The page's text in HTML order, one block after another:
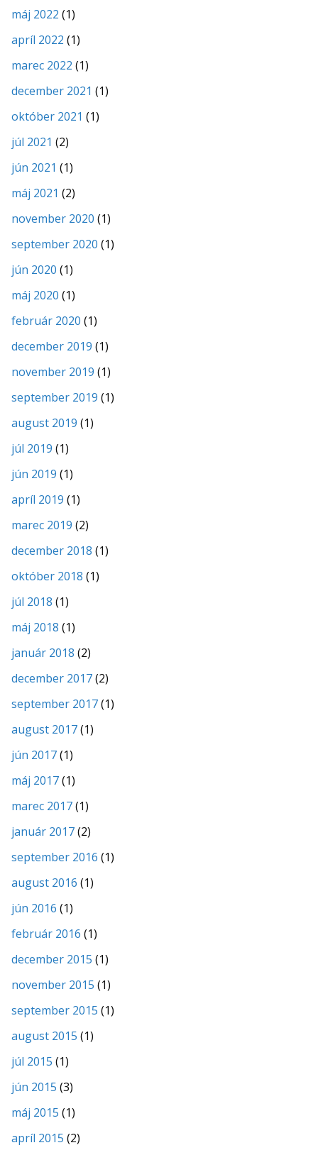
máj 2022 (1)
apríl 2022 (1)
marec 2022 (1)
december 2021 (1)
október 2021 (1)
júl 2021 (2)
jún 2021 (1)
máj 2021 (2)
november 2020 (1)
september 2020 (1)
jún 2020 (1)
máj 2020 (1)
február 2020 (1)
december 2019 (1)
november 2019 (1)
september 2019 (1)
august 2019 (1)
júl 2019 (1)
jún 2019 (1)
apríl 2019 (1)
marec 2019 (2)
december 2018 (1)
október 2018 (1)
júl 2018 (1)
máj 2018 (1)
január 2018 (2)
december 2017(2)
september 2017(1)
august 2017(1)
jún 2017(1)
máj 2017(1)
marec 2017(1)
január 2017(2)
september 2016 (1)
august 2016 (1)
jún 2016 (1)
február 2016 (1)
december 2015 (1)
november 2015 (1)
september 2015 (1)
august 2015 (1)
júl 2015 (1)
jún 2015 (3)
máj 2015 (1)
apríl 2015 (2)